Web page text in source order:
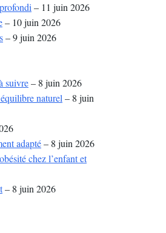
– 11 juin 2026
– 10 juin 2026
– 9 juin 2026
suivre– 8 juin 2026
naturel – 8 juin
adapté– 8 juin 2026
chez l’enfant et
– 8 juin 2026